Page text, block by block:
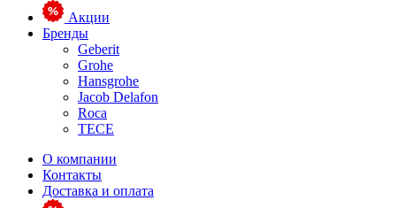
Акции
Бренды
Geberit
Grohe
Hansgrohe
Jacob Delafon
Roca
TECE
О компании
Контакты
Доставка и оплата